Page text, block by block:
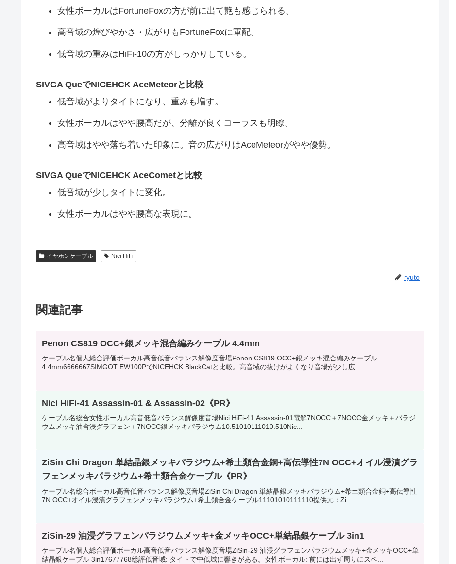
女性ボーカルはFortuneFoxの方が前に出て艶も感じられる。
高音域の煌びやかさ・広がりもFortuneFoxに軍配。
低音域の重みはHiFi-10の方がしっかりしている。
SIVGA QueでNICEHCK AceMeteorと比較
低音域がよりタイトになり、重みも増す。
女性ボーカルはやや腰高だが、分離が良くコーラスも明瞭。
高音域はやや落ち着いた印象に。音の広がりはAceMeteorがやや優勢。
SIVGA QueでNICEHCK AceCometと比較
低音域が少しタイトに変化。
女性ボーカルはやや腰高な表現に。
イヤホンケーブル Nici HiFi
ryuto
関連記事
Penon CS819 OCC+銀メッキ混合編みケーブル 4.4mm
ケーブル名個人総合評価ボーカル高音低音バランス解像度音場Penon CS819 OCC+銀メッキ混合編みケーブル
4.4mm6666667SIMGOT EW100PでNICEHCK BlackCatと比較。高音域の抜けがよくなり音場が少し広...
Nici HiFi-41 Assassin-01 & Assassin-02《PR》
ケーブル名総合女性ボーカル高音低音バランス解像度音場Nici HiFi-41 Assassin-01電解7NOCC＋7NOCC金メッキ＋パラジ
ウムメッキ油含浸グラフェン＋7NOCC銀メッキパラジウム10.51010111010.510Nic...
ZiSin Chi Dragon 単結晶銀メッキパラジウム+希土類合金銅+高伝導性7N OCC+オイル浸漬グラ
フェンメッキパラジウム+希土類合金ケーブル《PR》
ケーブル名総合ボーカル高音低音バランス解像度音場ZiSin Chi Dragon 単結晶銀メッキパラジウム+希土類合金銅+高伝導性
7N OCC+オイル浸漬グラフェンメッキパラジウム+希土類合金ケーブル11101010111110提供元：Zi...
ZiSin-29 油浸グラフェンパラジウムメッキ+金メッキOCC+単結晶銀ケーブル 3in1
ケーブル名個人総合評価ボーカル高音低音バランス解像度音場ZiSin-29 油浸グラフェンパラジウムメッキ+金メッキOCC+単
結晶銀ケーブル 3in17677768総評低音域: タイトで中低域に響きがある。女性ボーカル: 前には出ず周りにスペ...